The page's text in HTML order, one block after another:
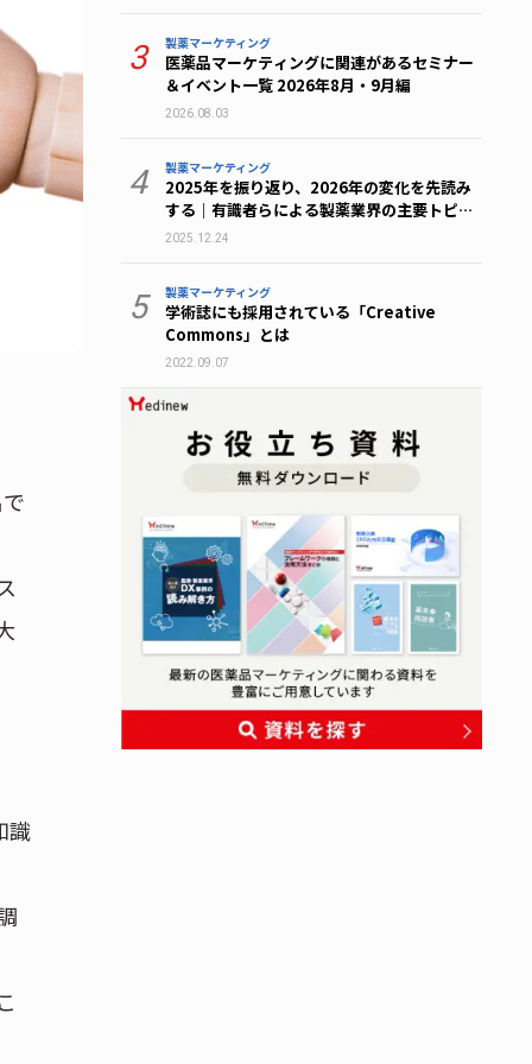
識
3 製薬マーケティング
医薬品マーケティングに関連があるセミナー
＆イベント一覧 2026年8月・9月編
2026.08.03
4 製薬マーケティング
2025年を振り返り、2026年の変化を先読み
する｜有識者らによる製薬業界の主要トピッ
ク総まとめ
2025.12.24
5 製薬マーケティング
学術誌にも採用されている「Creative
Commons」とは
2022.09.07